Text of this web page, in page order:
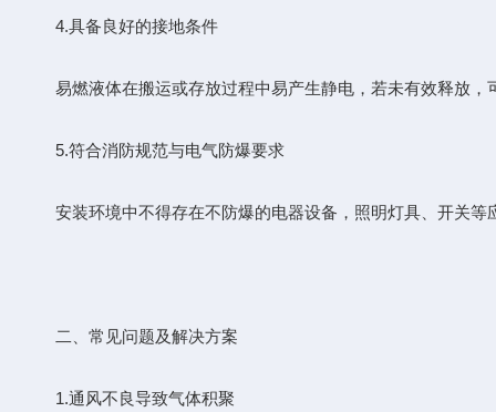
4.具备良好的接地条件
易燃液体在搬运或存放过程中易产生静电，若未有效释放，
5.符合消防规范与电气防爆要求
安装环境中不得存在不防爆的电器设备，照明灯具、开关等
二、常见问题及解决方案
1.通风不良导致气体积聚